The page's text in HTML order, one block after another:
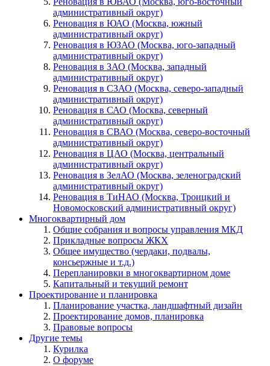
административный округ)
Реновация в ЮАО (Москва, южный
административный округ)
Реновация в ЮЗАО (Москва, юго-западный
административный округ)
Реновация в ЗАО (Москва, западный
административный округ)
Реновация в СЗАО (Москва, северо-западный
административный округ)
Реновация в САО (Москва, северный
административный округ)
Реновация в СВАО (Москва, северо-восточный
административный округ)
Реновация в ЦАО (Москва, центральный
административный округ)
Реновация в ЗелАО (Москва, зеленоградский
административный округ)
Реновация в ТиНАО (Москва, Троицкий и
Новомосковский административный округ)
Многоквартирный дом
Общие собрания и вопросы управления МКД
Прикладные вопросы ЖКХ
Общее имущество (чердаки, подвалы,
консьержные и т.д.)
Перепланировки в многоквартирном доме
Капитальный и текущий ремонт
Проектирование и планировка
Планирование участка, ландшафтный дизайн
Проектирование домов, планировка
Правовые вопросы
Другие темы
Курилка
О форуме